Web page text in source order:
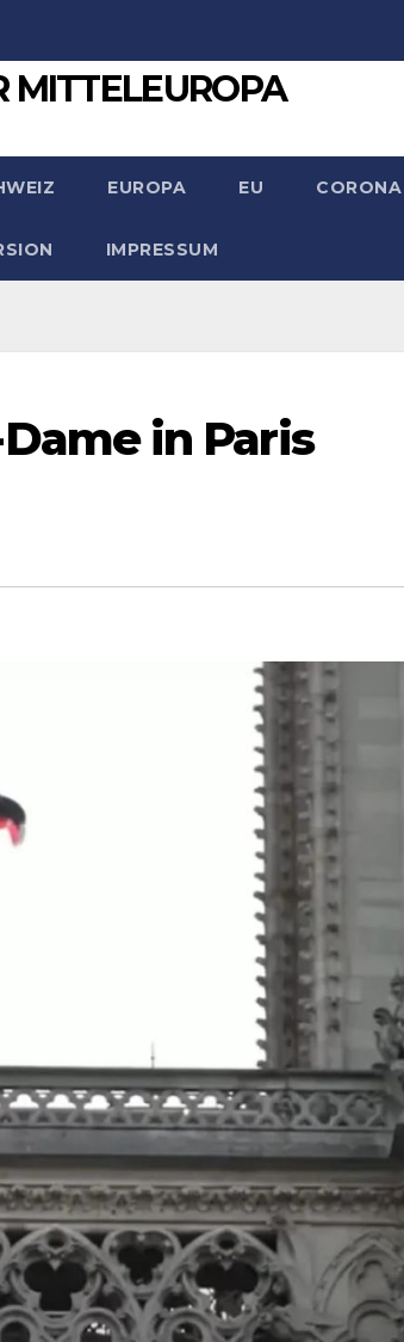
MITTELEUROPA
EUROPA EU CORONA
IMPRESSUM
in Paris